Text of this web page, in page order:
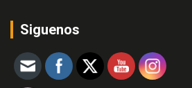
Siguenos